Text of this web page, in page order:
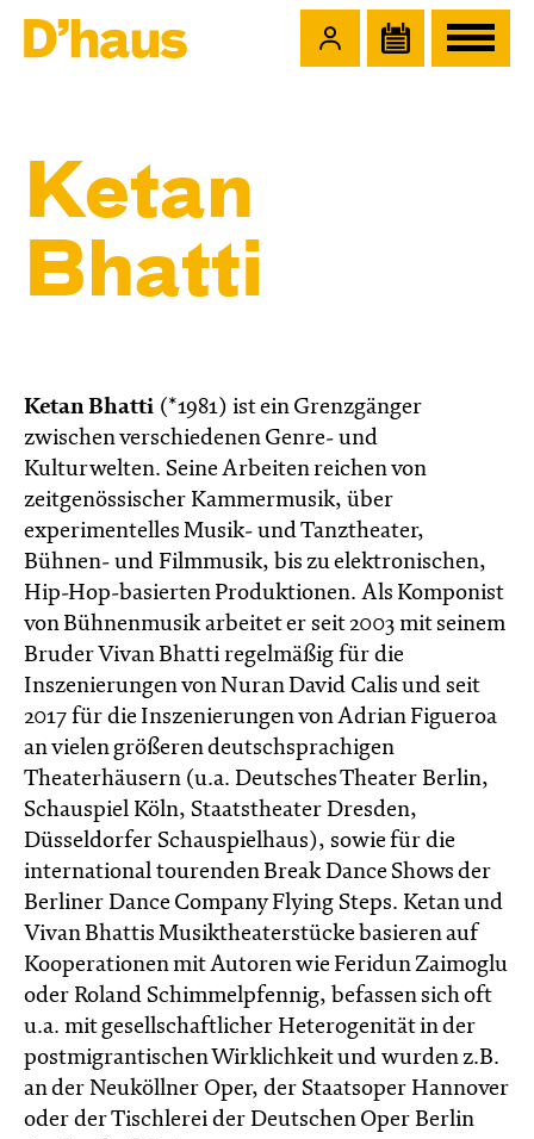
Ketan
Bhatti
Ketan Bhatti (*1981) ist ein Grenzgänger
zwischen verschiedenen Genre- und
Kulturwelten. Seine Arbeiten reichen von
zeitgenössischer Kammermusik, über
experimentelles Musik- und Tanztheater,
Bühnen- und Filmmusik, bis zu elektronischen,
Hip-Hop-basierten Produktionen. Als Komponist
von Bühnenmusik arbeitet er seit 2003 mit seinem
Bruder Vivan Bhatti regelmäßig für die
Inszenierungen von Nuran David Calis und seit
2017 für die Inszenierungen von Adrian Figueroa
an vielen größeren deutschsprachigen
Theaterhäusern (u.a. Deutsches Theater Berlin,
Schauspiel Köln, Staatstheater Dresden,
Düsseldorfer Schauspielhaus), sowie für die
international tourenden Break Dance Shows der
Berliner Dance Company Flying Steps. Ketan und
Vivan Bhattis Musiktheaterstücke basieren auf
Kooperationen mit Autoren wie Feridun Zaimoglu
oder Roland Schimmelpfennig, befassen sich oft
u.a. mit gesellschaftlicher Heterogenität in der
postmigrantischen Wirklichkeit und wurden z.B.
an der Neuköllner Oper, der Staatsoper Hannover
oder der Tischlerei der Deutschen Oper Berlin